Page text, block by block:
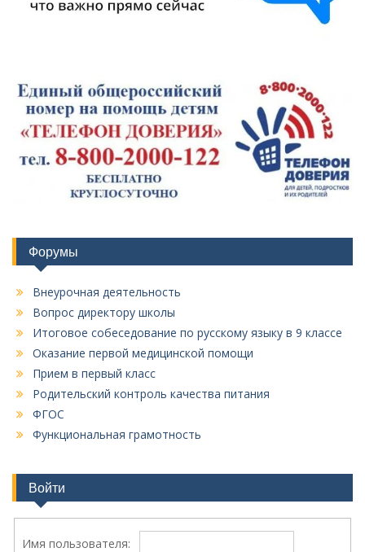
Форумы
Внеурочная деятельность
Вопрос директору школы
Итоговое собеседование по русскому языку в 9 классе
Оказание первой медицинской помощи
Прием в первый класс
Родительский контроль качества питания
ФГОС
Функциональная грамотность
Войти
Имя пользователя: